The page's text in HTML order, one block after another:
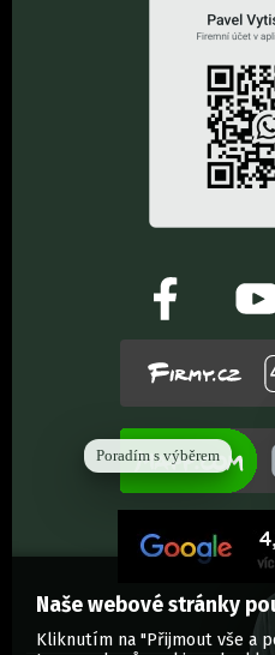
Poradím s výběrem
Naše webové stránky
Kliknutím na "Přijmout vše a